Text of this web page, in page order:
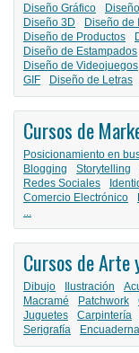
Diseño Gráfico
Diseño 3D
Diseño de
Diseño de Productos
Diseño de Estampados
Diseño de Videojuegos
GIF
Diseño de Letras
Cursos de
Posicionamiento en
Blogging
Storytelling
Redes Sociales
Comercio Electrónico
...
Cursos de Arte
Dibujo Ilustración
Macramé
Patchwork
Juguetes
Carpintería
Serigrafía